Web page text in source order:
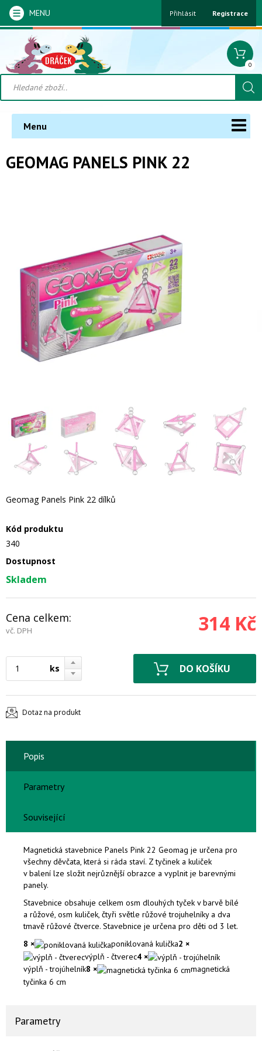
MENU Přihlásit Registrace
0
Menu
GEOMAG PANELS PINK 22
Geomag Panels Pink 22 dílků
Kód produktu
340
Dostupnost
Skladem
Cena celkem:
vč. DPH 314 Kč
ks
Dotaz na produkt
Popis
Parametry
Související
Magnetická stavebnice Panels Pink 22 Geomag je určena pro
všechny děvčata, která si ráda staví. Z tyčinek a kuliček
v balení lze složit nejrůznější obrazce a vyplnit je barevnými
panely.
Stavebnice obsahuje celkem osm dlouhých tyček v barvě bílé
a růžové, osm kuliček, čtyři světle růžové trojuhelníky a dva
tmavě růžové čtverce. Stavebnice je určena pro děti od 3 let.
8 ×
poniklovaná kulička2 ×
výplň - čtverec4 ×
výplň - trojúhelník8 ×
magnetická
tyčinka 6 cm
Parametry